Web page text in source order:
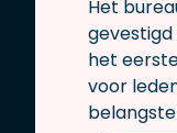
Het
het
voor